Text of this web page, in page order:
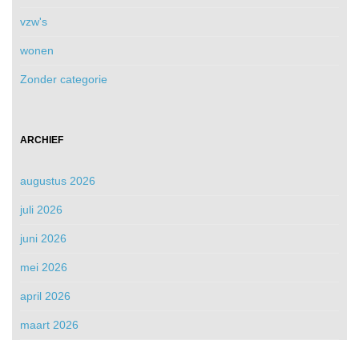
vzw's
wonen
Zonder categorie
ARCHIEF
augustus 2026
juli 2026
juni 2026
mei 2026
april 2026
maart 2026